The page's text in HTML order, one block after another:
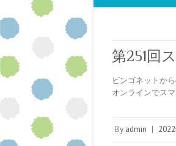
第251回
ビンゴネットか
オンラインでス
By admin |